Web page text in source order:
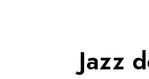
Jazz